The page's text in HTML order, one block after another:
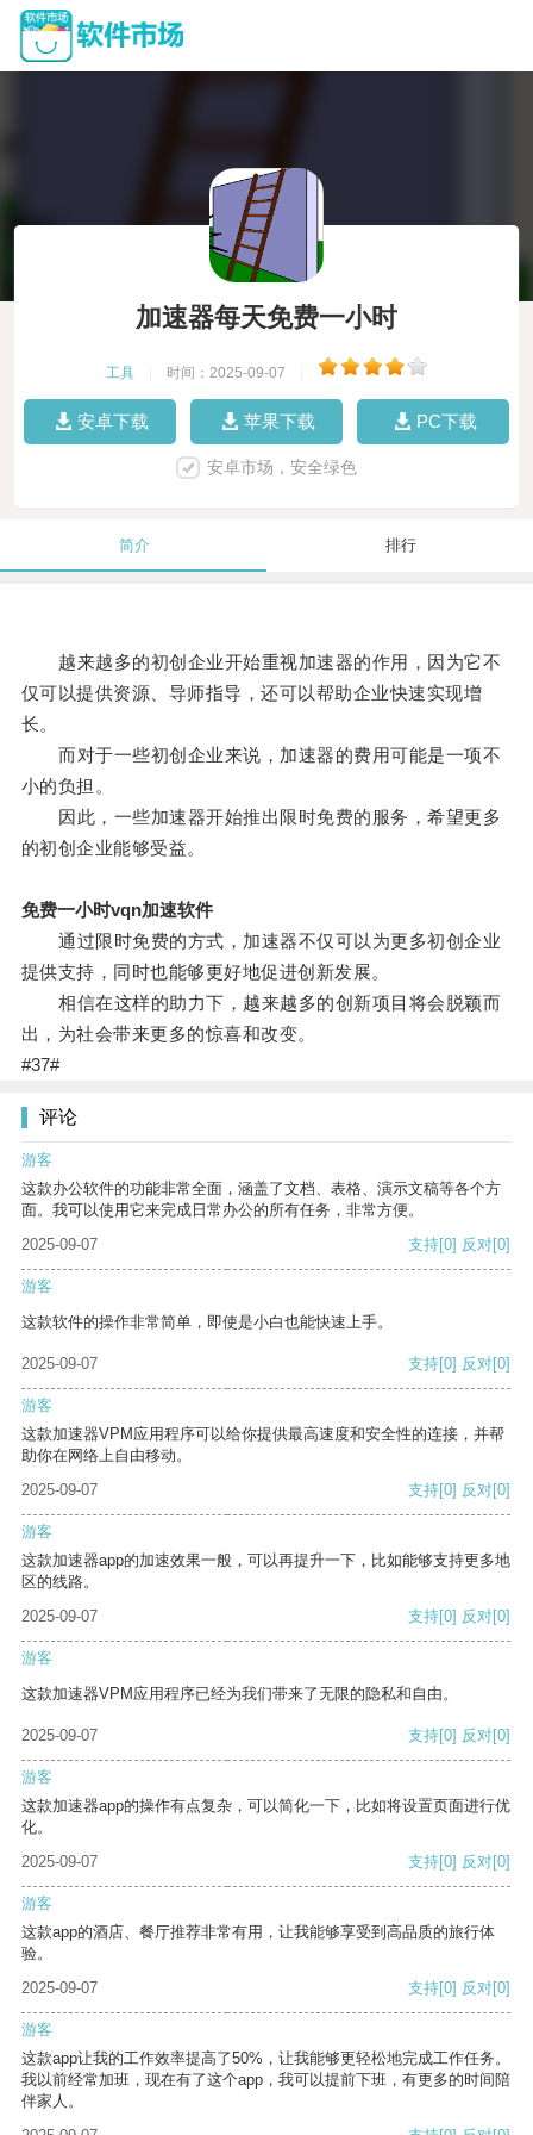
加速器每天免费一小时
工具 时间：2025-09-07
安卓下载 苹果下载 PC下载
安卓市场，安全绿色
简介 排行
越来越多的初创企业开始重视加速器的作用，因为它不
仅可以提供资源、导师指导，还可以帮助企业快速实现增
长。
而对于一些初创企业来说，加速器的费用可能是一项不
小的负担。
因此，一些加速器开始推出限时免费的服务，希望更多
的初创企业能够受益。
免费一小时vqn加速软件
通过限时免费的方式，加速器不仅可以为更多初创企业
提供支持，同时也能够更好地促进创新发展。
相信在这样的助力下，越来越多的创新项目将会脱颖而
出，为社会带来更多的惊喜和改变。
#37#
评论
游客
这款办公软件的功能非常全面，涵盖了文档、表格、演示文稿等各个方
面。我可以使用它来完成日常办公的所有任务，非常方便。
2025-09-07
支持[0] 反对[0]
游客
这款软件的操作非常简单，即使是小白也能快速上手。
2025-09-07 支持[0] 反对[0]
游客
这款加速器VPM应用程序可以给你提供最高速度和安全性的连接，并帮
助你在网络上自由移动。
2025-09-07
支持[0] 反对[0]
游客
这款加速器app的加速效果一般，可以再提升一下，比如能够支持更多地
区的线路。
2025-09-07
支持[0] 反对[0]
游客
这款加速器VPM应用程序已经为我们带来了无限的隐私和自由。
2025-09-07 支持[0] 反对[0]
游客
这款加速器app的操作有点复杂，可以简化一下，比如将设置页面进行优
化。
2025-09-07
支持[0] 反对[0]
游客
这款app的酒店、餐厅推荐非常有用，让我能够享受到高品质的旅行体
验。
2025-09-07
支持[0] 反对[0]
游客
这款app让我的工作效率提高了50%，让我能够更轻松地完成工作任务。
我以前经常加班，现在有了这个app，我可以提前下班，有更多的时间陪
伴家人。